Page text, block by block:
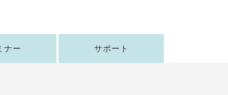
ナー サポート